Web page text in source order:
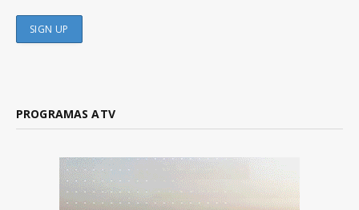
PROGRAMAS ATV